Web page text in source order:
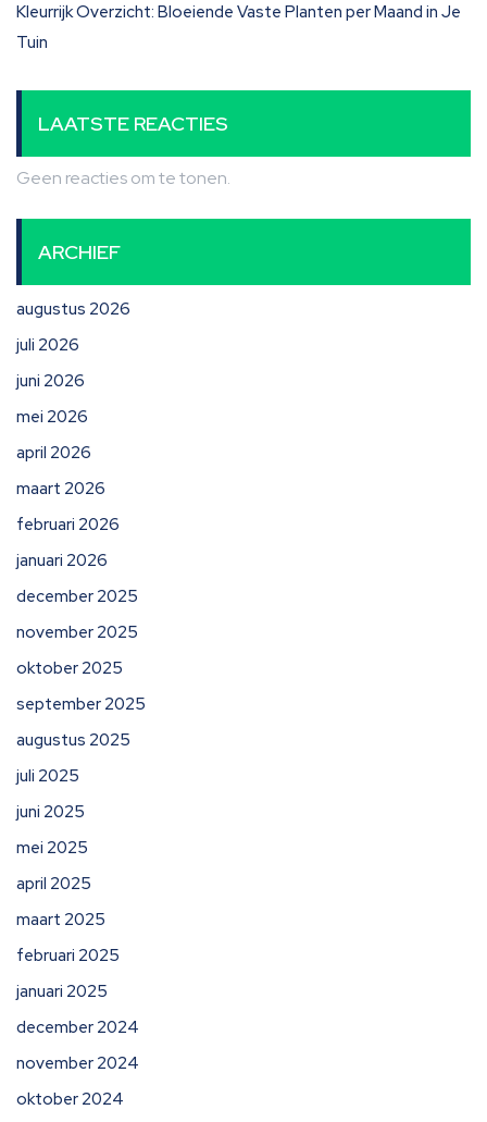
Kleurrijk Overzicht: Bloeiende Vaste Planten per Maand in Je
Tuin
LAATSTE REACTIES
Geen reacties om te tonen.
ARCHIEF
augustus 2026
juli 2026
juni 2026
mei 2026
april 2026
maart 2026
februari 2026
januari 2026
december 2025
november 2025
oktober 2025
september 2025
augustus 2025
juli 2025
juni 2025
mei 2025
april 2025
maart 2025
februari 2025
januari 2025
december 2024
november 2024
oktober 2024